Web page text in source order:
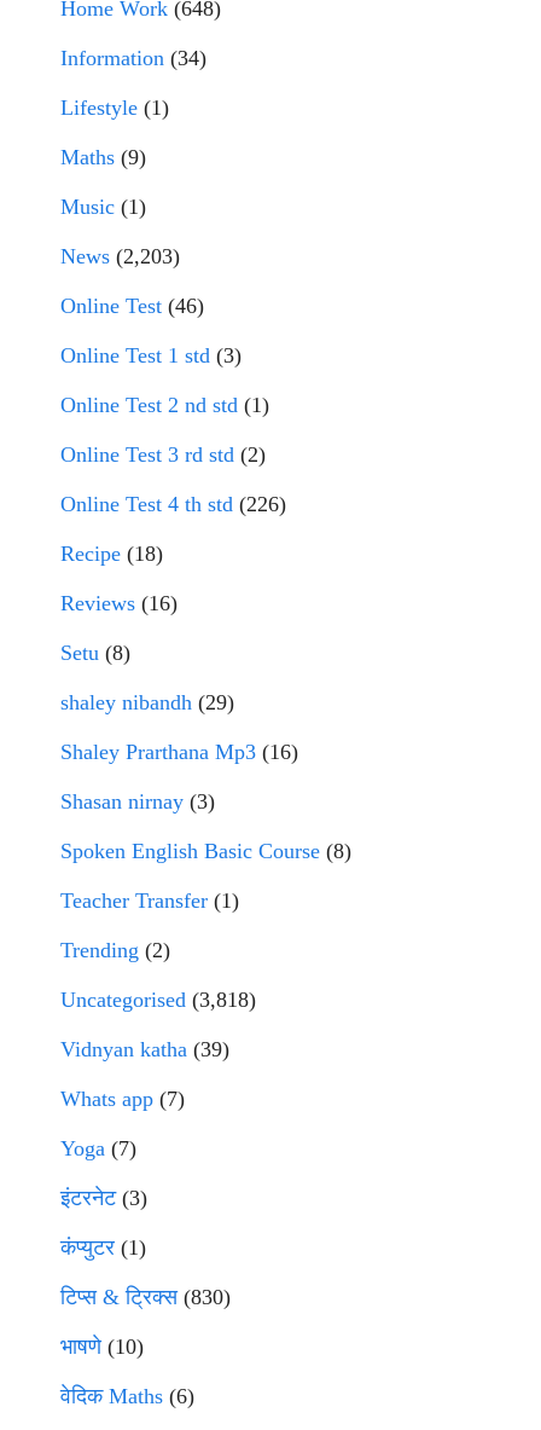
Home Work (648)
Information (34)
Lifestyle (1)
Maths (9)
Music (1)
News (2,203)
Online Test (46)
Online Test 1 std (3)
Online Test 2 nd std (1)
Online Test 3 rd std (2)
Online Test 4 th std (226)
Recipe (18)
Reviews (16)
Setu (8)
shaley nibandh (29)
Shaley Prarthana Mp3 (16)
Shasan nirnay (3)
Spoken English Basic Course (8)
Teacher Transfer (1)
Trending (2)
Uncategorised (3,818)
Vidnyan katha (39)
Whats app (7)
Yoga (7)
इंटरनेट(3)
कंप्युटर (1)
टिप्स & ट्रिक्स(830)
भाषणे(10)
वेदिक Maths (6)